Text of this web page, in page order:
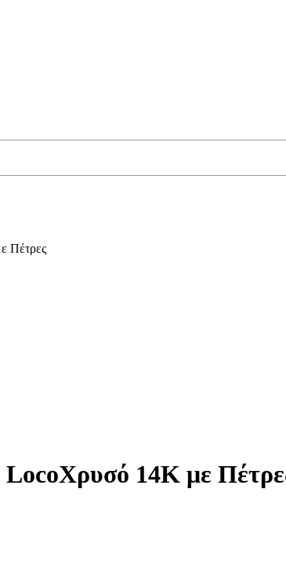
Πέτρες
LocoΧρυσό 14Κ με